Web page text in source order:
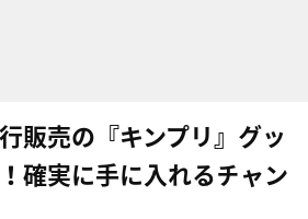
販売の『キンプリ』グッ
確実に手に入れるチャン